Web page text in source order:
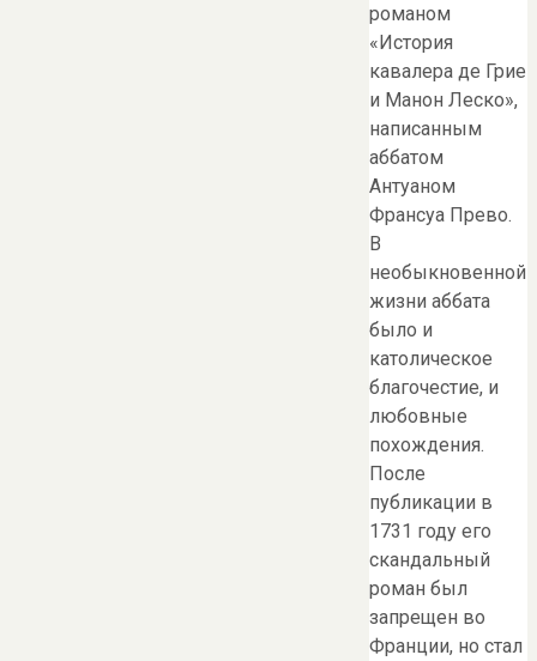
романом
«История
кавалера де Грие
и Манон Леско»,
написанным
аббатом
Антуаном
Франсуа Прево.
В
необыкновенной
жизни аббата
было и
католическое
благочестие, и
любовные
похождения.
После
публикации в
1731 году его
скандальный
роман был
запрещен во
Франции, но стал